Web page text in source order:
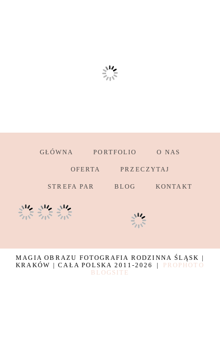
GŁÓWNA PORTFOLIO O NAS
OFERTA PRZECZYTAJ
STREFA PAR BLOG KONTAKT
MAGIA OBRAZU FOTOGRAFIA RODZINNA ŚLĄSK |
KRAKÓW | CAŁA POLSKA 2011-2026
|
PROPHOTO
BLOGSITE